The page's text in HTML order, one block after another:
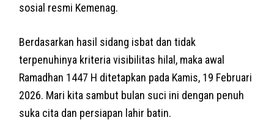
sosial resmi Kemenag.
Berdasarkan hasil sidang isbat dan tidak
terpenuhinya kriteria visibilitas hilal, maka awal
Ramadhan 1447 H ditetapkan pada Kamis, 19 Februari
2026. Mari kita sambut bulan suci ini dengan penuh
suka cita dan persiapan lahir batin.